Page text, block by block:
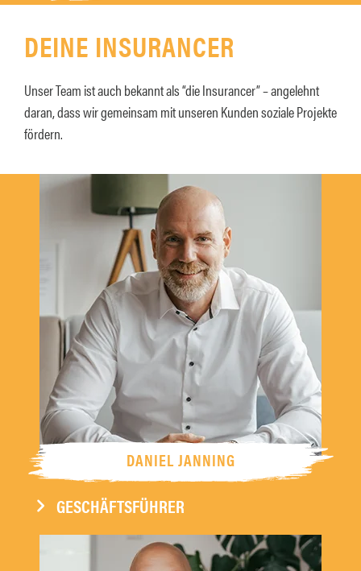
DEINE INSURANCER
Unser Team ist auch bekannt als “die Insurancer” – angelehnt
daran, dass wir gemeinsam mit unseren Kunden soziale Projekte
fördern.
DANIEL JANNING
GESCHÄFTSFÜHRER